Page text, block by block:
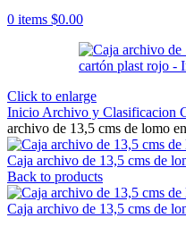
0 items $0.00
Click to enlarge
Inicio Archivo y Clasificacion
archivo de 13,5 cms de lomo
Caja archivo de 13,5 cms de
Back to products
Caja archivo de 13,5 cms de